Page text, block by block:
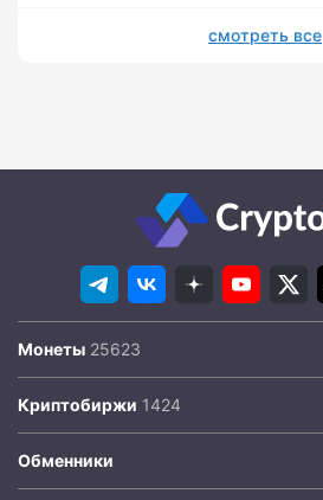
смотреть все
Монеты
Криптобиржи
Обменники